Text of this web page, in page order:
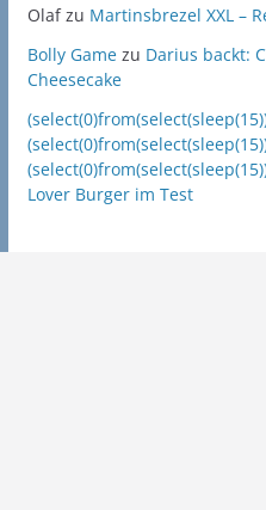
Olafzu Martinsbrezel XXL –
Bolly Gamezu Darius backt:
Cheesecake
Lover Burger im Test